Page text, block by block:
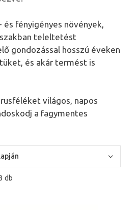
fényigényes növények,
teleltetést
gondozással hosszú éveken
és akár termést is
világos, napos
a fagymentes
db